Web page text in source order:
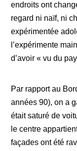
endroits ont
regard ni naïf, ni
expérimentée
l’expérimente
d’avoir « vu du
Par rapport au
années 90), on a
était saturé de
le centre
façades ont été